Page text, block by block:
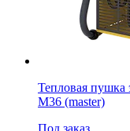
Тепловая пушка
M36 (master)
Под заказ